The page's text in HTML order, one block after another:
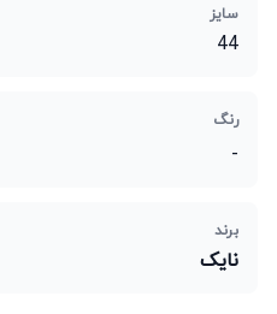
سایز
44
رنگ
-
برند
نایک